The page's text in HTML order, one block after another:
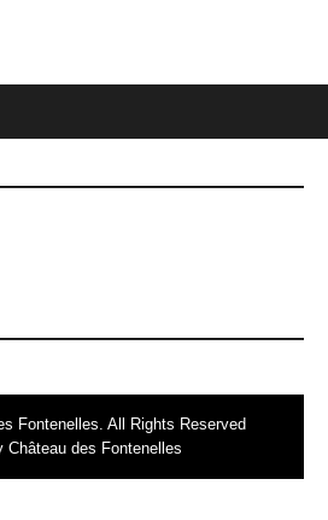
Fontenelles. All Rights Reserved
Château des Fontenelles